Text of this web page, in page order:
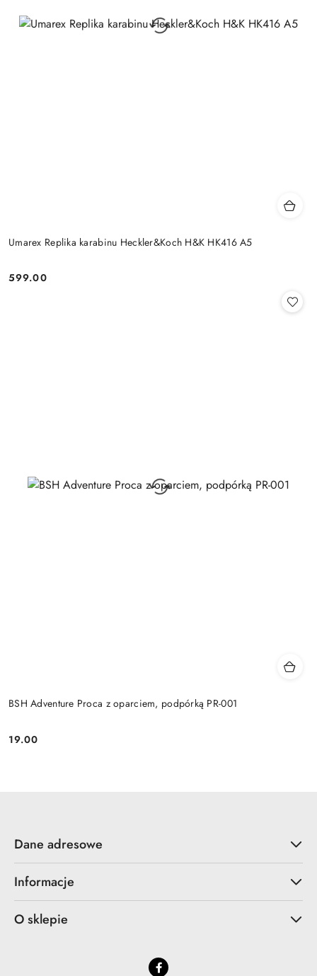
Umarex Replika karabinu Heckler&Koch H&K HK416 A5
Cena:
599.00
BSH Adventure Proca z oparciem, podpórką PR-001
Cena:
19.00
Dane adresowe
Informacje
O sklepie